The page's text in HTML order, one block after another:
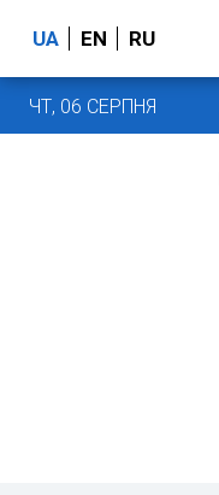
UA EN RU
ЧТ, 06 СЕРПНЯ